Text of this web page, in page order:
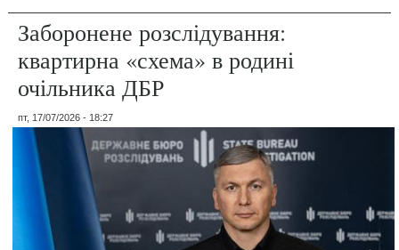
Заборонене розслідування:
квартирна «схема» в родині
очільника ДБР
пт, 17/07/2026 - 18:27